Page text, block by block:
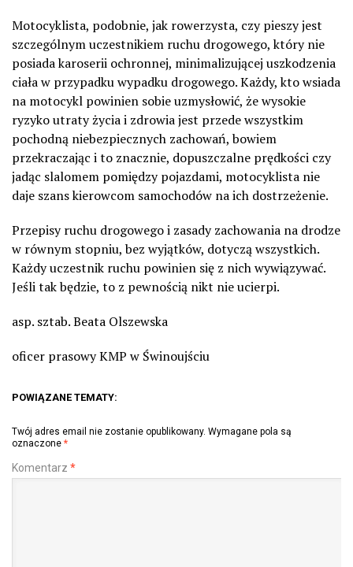
Motocyklista, podobnie, jak rowerzysta, czy pieszy jest
szczególnym uczestnikiem ruchu drogowego, który nie
posiada karoserii ochronnej, minimalizującej uszkodzenia
ciała w przypadku wypadku drogowego. Każdy, kto wsiada
na motocykl powinien sobie uzmysłowić, że wysokie
ryzyko utraty życia i zdrowia jest przede wszystkim
pochodną niebezpiecznych zachowań, bowiem
przekraczając i to znacznie, dopuszczalne prędkości czy
jadąc slalomem pomiędzy pojazdami, motocyklista nie
daje szans kierowcom samochodów na ich dostrzeżenie.
Przepisy ruchu drogowego i zasady zachowania na drodze
w równym stopniu, bez wyjątków, dotyczą wszystkich.
Każdy uczestnik ruchu powinien się z nich wywiązywać.
Jeśli tak będzie, to z pewnością nikt nie ucierpi.
asp. sztab. Beata Olszewska
oficer prasowy KMP w Świnoujściu
POWIĄZANE TEMATY:
Twój adres email nie zostanie opublikowany. Wymagane pola są
oznaczone *
Komentarz *